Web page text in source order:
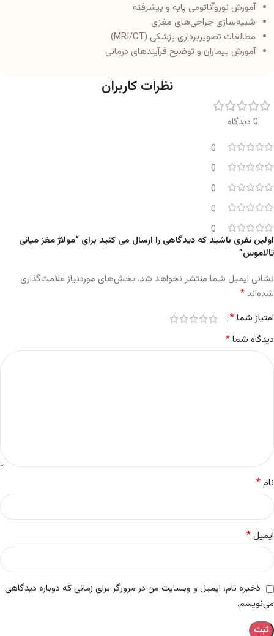
آموزش نوروآناتومی پایه و پیشرفته
شبیه‌سازی جراحی‌های مغزی
مطالعات تصویربرداری پزشکی (MRI/CT)
آموزش بیماران و توضیح فرآیندهای درمانی
نظرات کاربران
0 دیدگاه
0
0
0
0
0
اولین نفری باشید که دیدگاهی را ارسال می کنید برای “مولاژ مغز میانی
تالاموس”
نشانی ایمیل شما منتشر نخواهد شد. بخش‌های موردنیاز علامت‌گذاری
شده‌اند *
امتیاز شما*
دیدگاه شما*
نام*
ایمیل*
ذخیره نام، ایمیل و وبسایت من در مرورگر برای زمانی که دوباره دیدگاهی
می‌نویسم.